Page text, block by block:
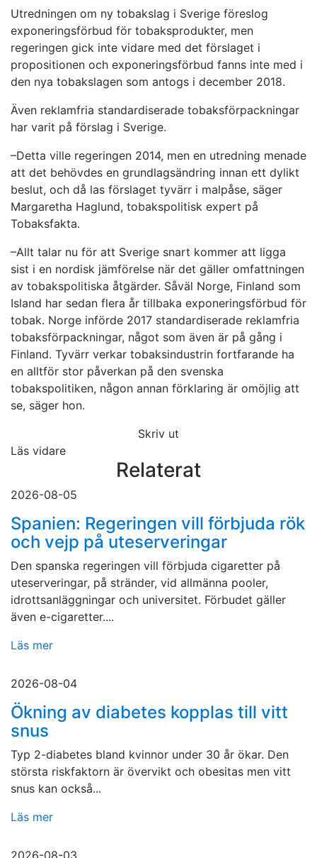
Utredningen om ny tobakslag i Sverige föreslog
exponeringsförbud för tobaksprodukter, men
regeringen gick inte vidare med det förslaget i
propositionen och exponeringsförbud fanns inte med i
den nya tobakslagen som antogs i december 2018.
Även reklamfria standardiserade tobaksförpackningar
har varit på förslag i Sverige.
–Detta ville regeringen 2014, men en utredning menade
att det behövdes en grundlagsändring innan ett dylikt
beslut, och då las förslaget tyvärr i malpåse, säger
Margaretha Haglund, tobakspolitisk expert på
Tobaksfakta.
–Allt talar nu för att Sverige snart kommer att ligga
sist i en nordisk jämförelse när det gäller omfattningen
av tobakspolitiska åtgärder. Såväl Norge, Finland som
Island har sedan flera år tillbaka exponeringsförbud för
tobak. Norge införde 2017 standardiserade reklamfria
tobaksförpackningar, något som även är på gång i
Finland. Tyvärr verkar tobaksindustrin fortfarande ha
en alltför stor påverkan på den svenska
tobakspolitiken, någon annan förklaring är omöjlig att
se, säger hon.
Skriv ut
Läs vidare
Relaterat
2026-08-05
Spanien: Regeringen vill förbjuda rök
och vejp på uteserveringar
Den spanska regeringen vill förbjuda cigaretter på
uteserveringar, på stränder, vid allmänna pooler,
idrottsanläggningar och universitet. Förbudet gäller
även e-cigaretter....
Läs mer
2026-08-04
Ökning av diabetes kopplas till vitt
snus
Typ 2-diabetes bland kvinnor under 30 år ökar. Den
största riskfaktorn är övervikt och obesitas men vitt
snus kan också...
Läs mer